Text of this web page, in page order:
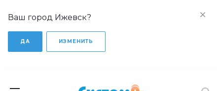
Ваш город Ижевск?
ДА ИЗМЕНИТЬ